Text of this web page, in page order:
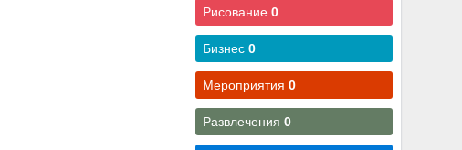
Рисование0
Бизнес0
Мероприятия0
Развлечения0